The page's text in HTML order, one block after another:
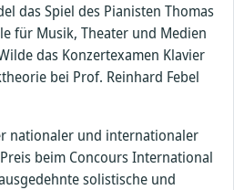
das Spiel des Pianisten Thomas
für Musik, Theater und Medien
das Konzertexamen Klavier
bei Prof. Reinhard Febel
nationaler und internationaler
beim Concours International
solistische und